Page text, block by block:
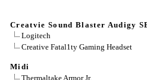
Creatvie Sound Blaster Audigy
Logitech
Creative Fatal1ty Gaming Headset
Midi
Thermaltake Armor Jr.